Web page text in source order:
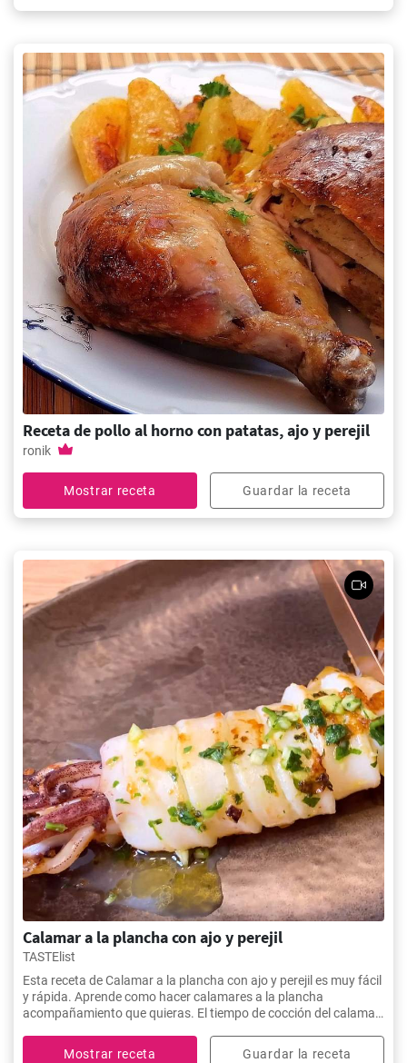
Receta de pollo al horno con patatas, ajo y perejil
ronik
Mostrar receta Guardar la receta
Calamar a la plancha con ajo y perejil
TASTElist
Esta receta de Calamar a la plancha con ajo y perejil es muy fácil
y rápida. Aprende como hacer calamares a la plancha
acompañamiento que quieras. El tiempo de cocción del calamar
Mostrar receta Guardar la receta